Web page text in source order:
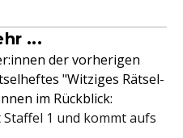
...
der vorherigen
"Witziges Rätsel-
im Rückblick:
1 und kommt aufs